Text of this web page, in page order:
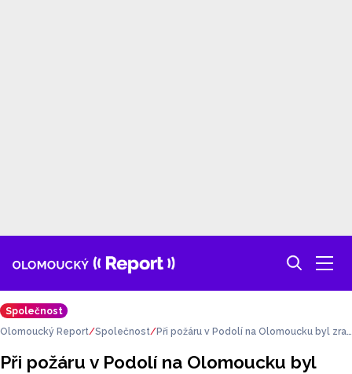
Společnost
Olomoucký Report Společnost
Při požáru v Podolí na Olomoucku byl zran
Při požáru v Podolí na Olomoucku byl